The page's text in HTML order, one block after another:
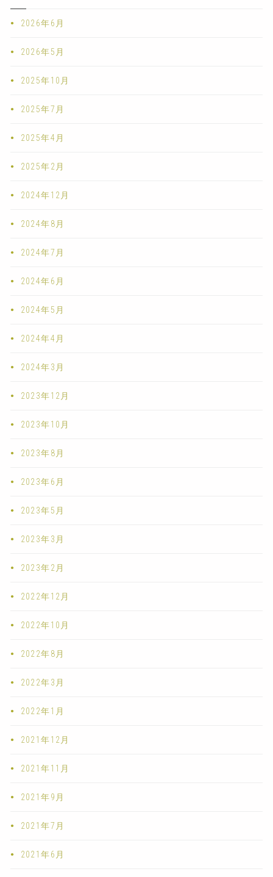
2026年6月
2026年5月
2025年10月
2025年7月
2025年4月
2025年2月
2024年12月
2024年8月
2024年7月
2024年6月
2024年5月
2024年4月
2024年3月
2023年12月
2023年10月
2023年8月
2023年6月
2023年5月
2023年3月
2023年2月
2022年12月
2022年10月
2022年8月
2022年3月
2022年1月
2021年12月
2021年11月
2021年9月
2021年7月
2021年6月